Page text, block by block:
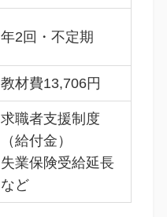
年2回・不定期
教材費13,706円
求職者支援制度
（給付金）
失業保険受給延長
など